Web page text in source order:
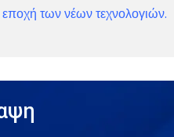
των νέων τεχνολογιών.